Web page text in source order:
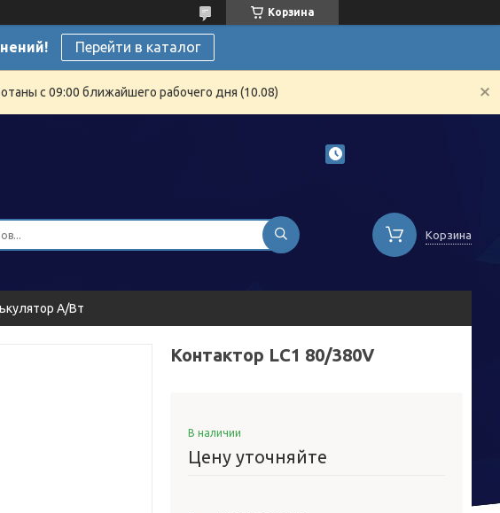
Корзина
Перейти в каталог
с 09:00 ближайшего рабочего дня (10.08)
Корзина
А/Вт
Контактор LC1 80/380V
В наличии
Цену уточняйте